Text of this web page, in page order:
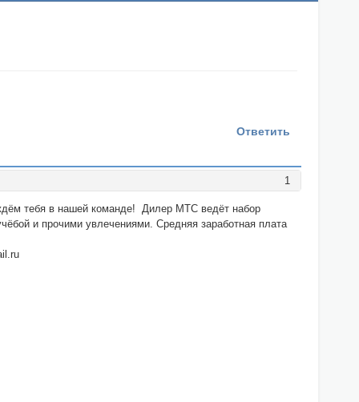
Ответить
1
тебя в нашей команде! Дилер МТС ведёт набор
и прочими увлечениями. Средняя заработная плата